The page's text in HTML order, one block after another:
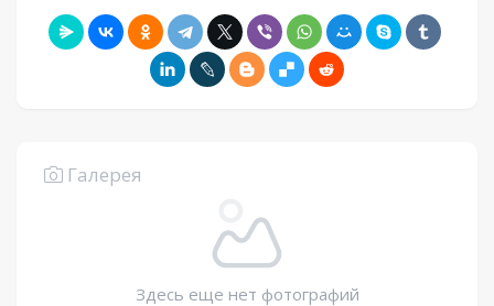
Галерея
Здесь еще нет фотографий